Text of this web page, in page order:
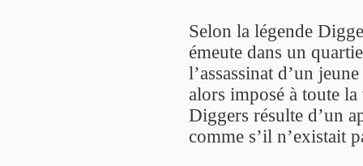
Selon la légende
émeute dans un
l’assassinat d’un
alors imposé à toute
Diggers résulte d’un
comme s’il n’existait